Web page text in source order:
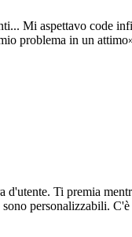
Mi aspettavo code
problema in un
d'utente. Ti premia
personalizzabili.